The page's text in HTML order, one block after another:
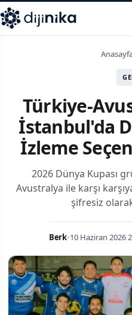
,Marmara Mahallesi,
Türkiye-
İstanbul'da
İzleme
2026 Dünya Kupası
Avustralya ile karşı
şifresiz
Berk•10 Haziran 2026